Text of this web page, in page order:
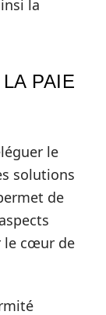
la
PAIE
le
solutions
de
le cœur de